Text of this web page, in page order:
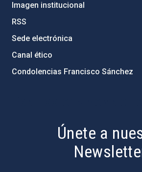
Imagen institucional
RSS
Sede electrónica
Canal ético
Condolencias Francisco Sánchez
Únete a